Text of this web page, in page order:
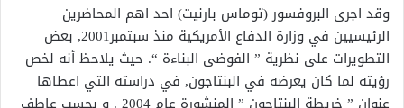
وقد اجرى البروفسور (توماس بارنيت) احد اهم المحاضرين
الرئيسيين في وزارة الدفاع الأمريكية منذ سبتمبر‏2001,‏ بعض
التطويرات على نظرية ” الفوضى البناءة “. حيث يلاحظ أنه لخص
رؤيته لما كان يعرضه في البنتاجون‏,‏ في دراسته التي اعطاها